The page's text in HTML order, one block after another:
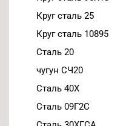
Круг сталь 25
Круг сталь 10895
Сталь 20
чугун СЧ20
Сталь 40Х
Сталь 09Г2С